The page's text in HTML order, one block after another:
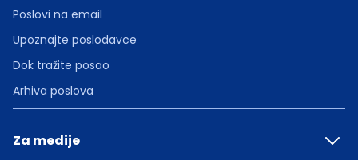
Poslovi na email
Upoznajte poslodavce
Dok tražite posao
Arhiva poslova
Za medije